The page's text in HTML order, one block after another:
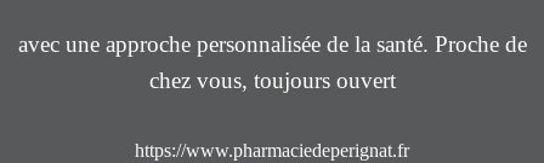
avec une approche personnalisée de la santé. Proche de
chez vous, toujours ouvert
https://www.pharmaciedeperignat.fr